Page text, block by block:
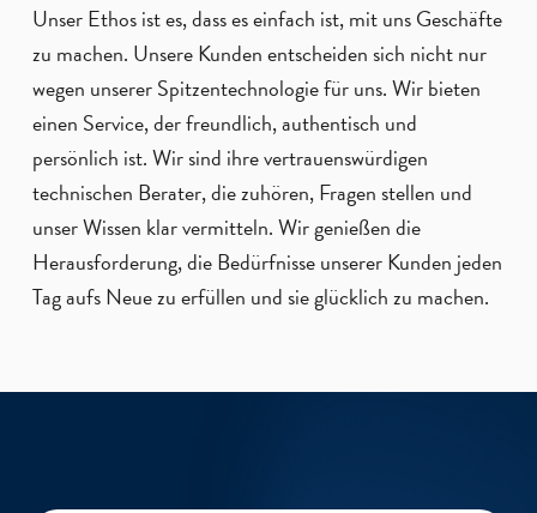
Unser Ethos ist es, dass es einfach ist, mit uns Geschäfte
zu machen. Unsere Kunden entscheiden sich nicht nur
wegen unserer Spitzentechnologie für uns. Wir bieten
einen Service, der freundlich, authentisch und
persönlich ist. Wir sind ihre vertrauenswürdigen
technischen Berater, die zuhören, Fragen stellen und
unser Wissen klar vermitteln. Wir genießen die
Herausforderung, die Bedürfnisse unserer Kunden jeden
Tag aufs Neue zu erfüllen und sie glücklich zu machen.